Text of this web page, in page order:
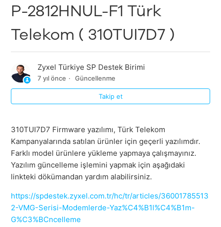
P-2812HNUL-F1 Türk
Telekom ( 310TUI7D7 )
Zyxel Türkiye SP Destek Birimi
7 yıl önce Güncellenme
Takip et
310TUI7D7 Firmware yazılımı, Türk Telekom
Kampanyalarında satılan ürünler için geçerli yazılımdır.
Farklı model ürünlere yükleme yapmaya çalışmayınız.
Yazılım güncelleme işlemini yapmak için aşağıdaki
linkteki dökümandan yardım alabilirsiniz.
https://spdestek.zyxel.com.tr/hc/tr/articles/36001785513
2-VMG-Serisi-Modemlerde-Yaz%C4%B1l%C4%B1m-
G%C3%BCncelleme